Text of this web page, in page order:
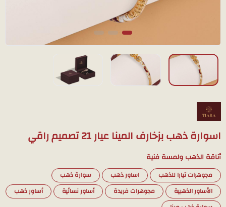
اسوارة ذهب بزخارف المينا عيار 21 تصميم راقي
أناقة الذهب ولمسة فنية
مجوهرات تيارا للذهب اساور ذهب
سوارة ذهب
الأساور الذهبية
مجوهرات فريدة أساور نسائية
أساور ذهب